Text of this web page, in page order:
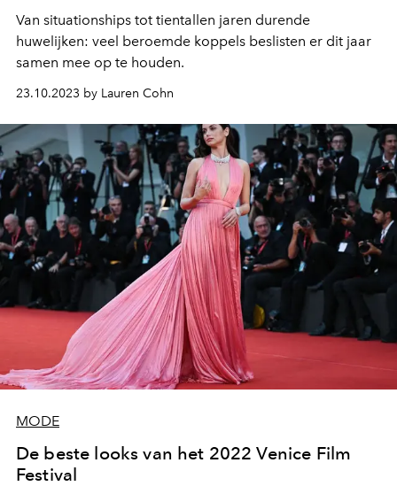
Van situationships tot tientallen jaren durende
huwelijken: veel beroemde koppels beslisten er dit jaar
samen mee op te houden.
23.10.2023 by Lauren Cohn
MODE
De beste looks van het 2022 Venice Film
Festival